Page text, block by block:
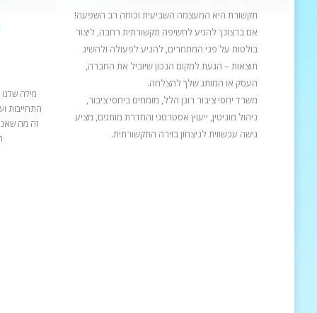
מילה
התחייבות
זה מה
תקשורת היא המעצמה השביעית וכוחה רב השפעה!
אם ברצונך להגיע לחשיפה תקשורתית רחבה, ליצור
בולטות על פני המתחרים, להניעלפעולה ולהשיג
תוצאות – הגעת למקום הנכון שיוביל את החברה,
העסק או המותג שלך להצלחה.
משרד יחסי ציבור רונן הלל, מומחים ביחסי ציבור,
ניהול מוניטין, ייעוץ אסטרטגי והחדרת מותגים, מציע
גישה עכשווית לניצחון בזירה התקשורתית.